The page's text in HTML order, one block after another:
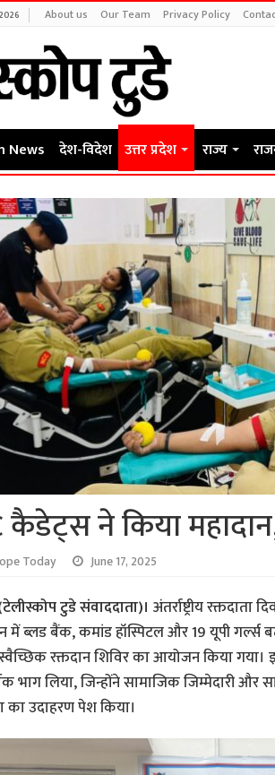
About us Our Team Privacy Policy
News देश-विदेश उत्तर प्रदेश राज्य
कैडेट्स ने किया
Today June 17, 2025
टुडे संवाददाता)। अंतर्राष्ट्रीय
में ब्लड बैंक, कमांड हॉस्पिटल और 19 यूपी गर्ल्स
रक्तदान शिविर का आयोजन किया
भाग लिया, जिन्होंने सामाजिक जिम्मेदारी और
का उदाहरण पेश किया।